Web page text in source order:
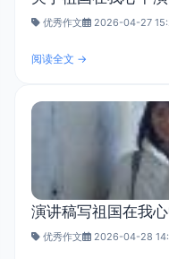
优秀作文 2026-04-27
阅读全文 →
演讲稿写祖国在我
优秀作文 2026-04-28